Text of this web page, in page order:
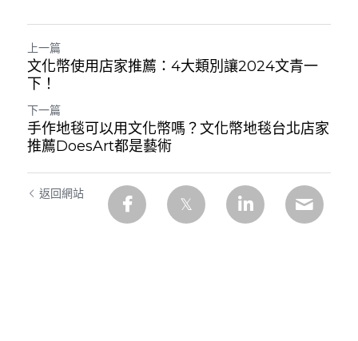
上一篇
文化幣使用店家推薦：4大類別讓2024文青一
下！
下一篇
手作地毯可以用文化幣嗎？文化幣地毯台北店家
推薦DoesArt都是藝術
返回網站